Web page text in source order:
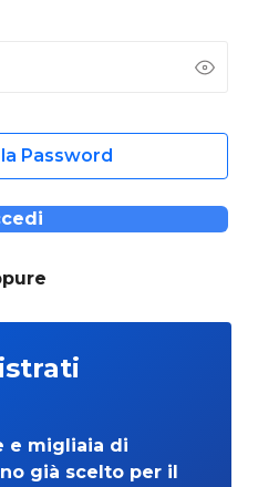
Password
e migliaia di
già scelto per il